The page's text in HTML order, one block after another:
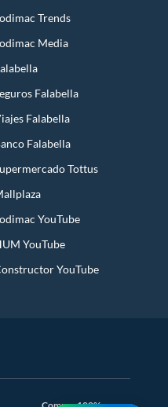
Trends
Media
Falabella
Falabella
Falabella
Tottus
YouTube
YouTube
YouTube